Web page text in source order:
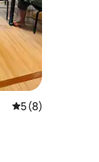
レビュー8件、5
5 (8)